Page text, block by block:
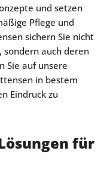
und setzen
Pflege und
sichern Sie nicht
sondern auch deren
Sie auf unsere
in bestem
Eindruck zu
für